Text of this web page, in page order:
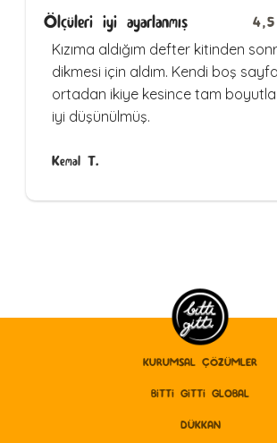
Ölçüleri iyi ayarlanmış 4,5
Kızıma aldığım defter kitinden
dikmesi için aldım. Kendi boş
ortadan ikiye kesince tam
iyi düşünülmüş.
Kemal T.
KURUMSAL ÇÖZÜMLER
BITTI GITTI GLOBAL
DÜKKAN